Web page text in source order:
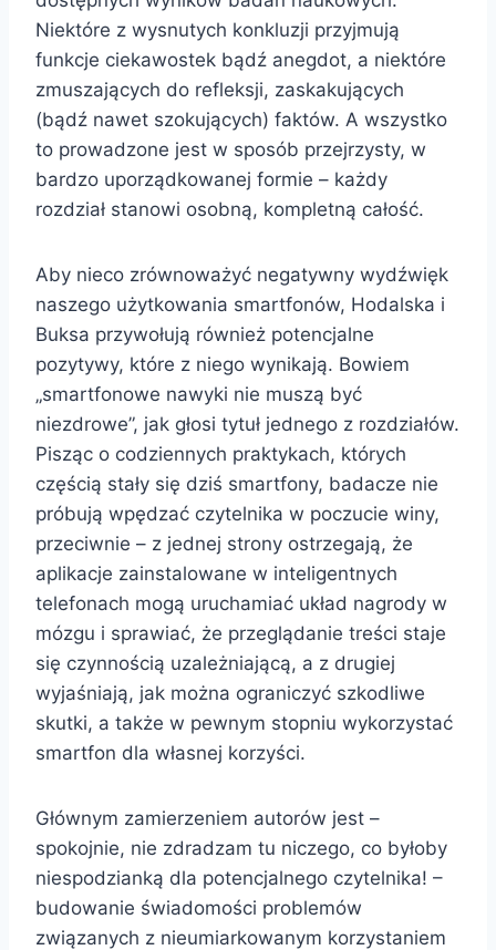
Niektóre z wysnutych konkluzji przyjmują
funkcje ciekawostek bądź anegdot, a niektóre
zmuszających do refleksji, zaskakujących
(bądź nawet szokujących) faktów. A wszystko
to prowadzone jest w sposób przejrzysty, w
bardzo uporządkowanej formie – każdy
rozdział stanowi osobną, kompletną całość.
Aby nieco zrównoważyć negatywny wydźwięk
naszego użytkowania smartfonów, Hodalska i
Buksa przywołują również potencjalne
pozytywy, które z niego wynikają. Bowiem
„smartfonowe nawyki nie muszą być
niezdrowe”, jak głosi tytuł jednego z rozdziałów.
Pisząc o codziennych praktykach, których
częścią stały się dziś smartfony, badacze nie
próbują wpędzać czytelnika w poczucie winy,
przeciwnie – z jednej strony ostrzegają, że
aplikacje zainstalowane w inteligentnych
telefonach mogą uruchamiać układ nagrody w
mózgu i sprawiać, że przeglądanie treści staje
się czynnością uzależniającą, a z drugiej
wyjaśniają, jak można ograniczyć szkodliwe
skutki, a także w pewnym stopniu wykorzystać
smartfon dla własnej korzyści.
Głównym zamierzeniem autorów jest –
spokojnie, nie zdradzam tu niczego, co byłoby
niespodzianką dla potencjalnego czytelnika! –
budowanie świadomości problemów
związanych z nieumiarkowanym korzystaniem